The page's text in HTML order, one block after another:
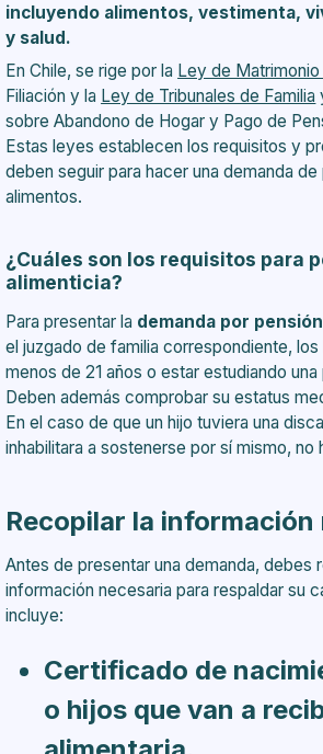
incluyendo alimentos, vestimenta,
y salud.
En Chile, se rige por la Ley de Matrimonio
Filiación y la Ley de Tribunales de Familia
sobre Abandono de Hogar y Pago de
Estas leyes establecen los requisitos y
deben seguir para hacer una demanda de
alimentos.
¿Cuáles son los requisitos para
alimenticia?
Para presentar la demanda por
el juzgado de familia correspondiente,
menos de 21 años o estar estudiando
Deben además comprobar su estatus
En el caso de que un hijo tuviera una
inhabilitara a sostenerse por sí mismo, no
Recopilar la información
Antes de presentar una demanda, debes
información necesaria para respaldar su
incluye:
Certificado de
o hijos que van a